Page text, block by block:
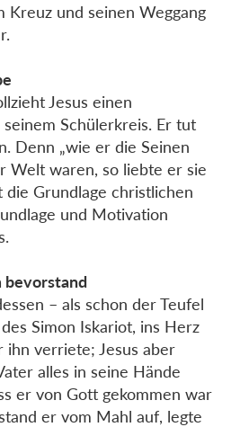
Kreuz und seinen Weggang
Jesus einen
Schülerkreis. Er tut
Denn „wie er die Seinen
Welt waren, so liebte er sie
die Grundlage christlichen
und Motivation
bevorstand
– als schon der Teufel
Simon Iskariot, ins Herz
ihn verriete; Jesus aber
alles in seine Hände
er von Gott gekommen war
er vom Mahl auf, legte